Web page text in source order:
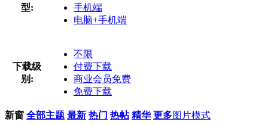
型:
手机端
电脑+手机端
下载级
别:
不限
付费下载
商业会员免费
免费下载
新窗 全部主题 最新 热门 热帖 精华 更多图片模式